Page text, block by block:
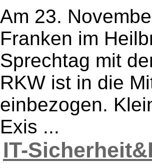
Am 23.
Franken im
Sprechtag mit
RKW ist in die
einbezogen.
Exis ...
IT-